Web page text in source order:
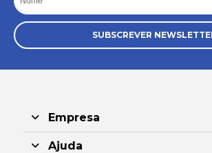
SUBSCREVER
Empresa
Ajuda